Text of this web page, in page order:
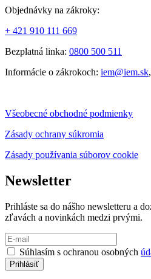
Objednávky na zákroky:
+ 421 910 111 669
Bezplatná linka: 0800 500 511
Informácie o zákrokoch: iem@iem.sk,
Všeobecné obchodné podmienky
Zásady ochrany súkromia
Zásady používania súborov cookie
Newsletter
Prihláste sa do nášho newsletteru a
zľavách a novinkách medzi prvými.
Súhlasím s ochranou osobných